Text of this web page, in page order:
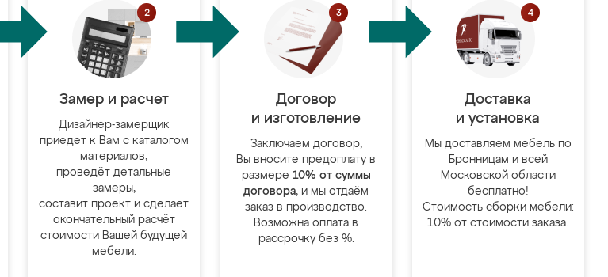
Замер и расчет
Дизайнер-замерщик
приедет к Вам с каталогом
материалов,
проведёт детальные
замеры,
составит проект и сделает
окончательный расчёт
стоимости Вашей будущей
мебели.
Договор
и изготовление
Заключаем договор,
Вы вносите предоплату в
размере 10% от суммы
договора, и мы отдаём
заказ в производство.
Возможна оплата в
рассрочку без %.
Доставка
и установка
Мы доставляем мебель по
Бронницам и всей
Московской области
бесплатно!
Стоимость сборки мебели:
10% от стоимости заказа.